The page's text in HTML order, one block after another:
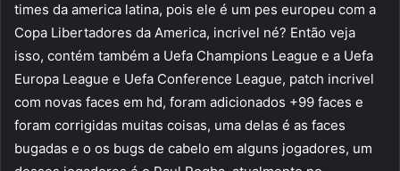
times da america latina, pois ele é um pes europeu com a
Copa Libertadores da America, incrivel né? Então veja
isso, contém também a Uefa Champions League e a Uefa
Europa League e Uefa Conference League, patch incrivel
com novas faces em hd, foram adicionados +99 faces e
foram corrigidas muitas coisas, uma delas é as faces
bugadas e o os bugs de cabelo em alguns jogadores, um